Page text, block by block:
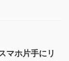
マホ片手にリ